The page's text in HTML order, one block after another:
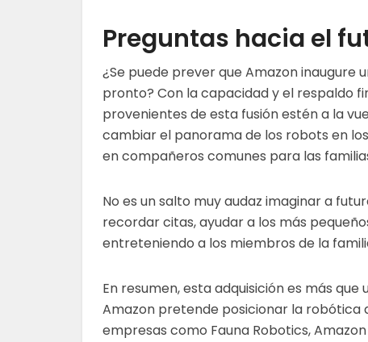
Preguntas hacia el
¿Se puede prever que Amazon
pronto? Con la capacidad y el respaldo
provenientes de esta fusión estén a la
cambiar el panorama de los robots en
en compañeros comunes para las
No es un salto muy audaz imaginar a
recordar citas, ayudar a los más
entreteniendo a los miembros de la
En resumen, esta adquisición es más
Amazon pretende posicionar la robótica
empresas como Fauna Robotics,